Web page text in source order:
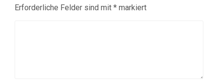
Erforderliche Felder sind mit * markiert